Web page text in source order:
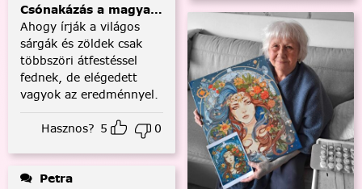
Csónakázás a magyar tengeren
Ahogy írják a világos
sárgák és zöldek csak
többszöri átfestéssel
fednek, de elégedett
vagyok az eredménnyel.
Hasznos? 5 0
Petra